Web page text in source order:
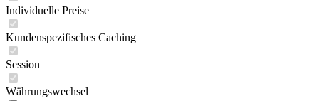
Individuelle Preise
Kundenspezifisches Caching
Session
Währungswechsel